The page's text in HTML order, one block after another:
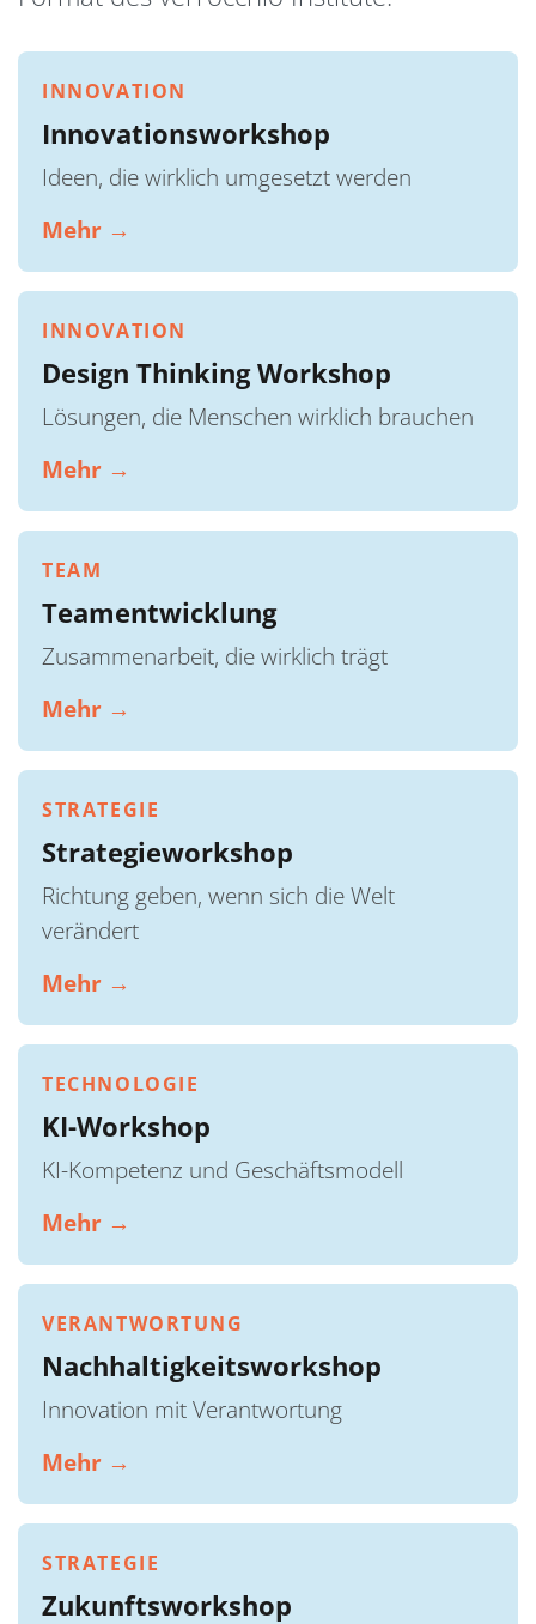
INNOVATION
Innovationsworkshop
Ideen, die wirklich umgesetzt werden
Mehr →
INNOVATION
Design Thinking Workshop
Lösungen, die Menschen wirklich brauchen
Mehr →
TEAM
Teamentwicklung
Zusammenarbeit, die wirklich trägt
Mehr →
STRATEGIE
Strategieworkshop
Richtung geben, wenn sich die Welt
verändert
Mehr →
TECHNOLOGIE
KI-Workshop
KI-Kompetenz und Geschäftsmodell
Mehr →
VERANTWORTUNG
Nachhaltigkeitsworkshop
Innovation mit Verantwortung
Mehr →
STRATEGIE
Zukunftsworkshop